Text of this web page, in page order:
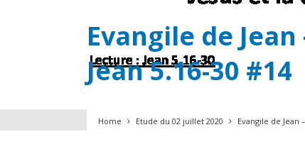
Home Etude du 02 juillet 2020 Evangile de Jean
Evangile de
Jean 5.16-30 #14